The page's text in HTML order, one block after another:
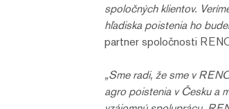
spoločných klientov.
hľadiska poistenia ho
partner spoločnosti
„Sme radi, že sme v
agro poistenia v Česku a